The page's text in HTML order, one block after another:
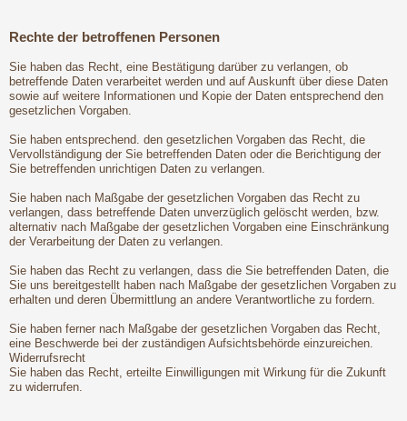
Rechte der betroffenen Personen
Sie haben das Recht, eine Bestätigung darüber zu verlangen, ob
betreffende Daten verarbeitet werden und auf Auskunft über diese Daten
sowie auf weitere Informationen und Kopie der Daten entsprechend den
gesetzlichen Vorgaben.
Sie haben entsprechend. den gesetzlichen Vorgaben das Recht, die
Vervollständigung der Sie betreffenden Daten oder die Berichtigung der
Sie betreffenden unrichtigen Daten zu verlangen.
Sie haben nach Maßgabe der gesetzlichen Vorgaben das Recht zu
verlangen, dass betreffende Daten unverzüglich gelöscht werden, bzw.
alternativ nach Maßgabe der gesetzlichen Vorgaben eine Einschränkung
der Verarbeitung der Daten zu verlangen.
Sie haben das Recht zu verlangen, dass die Sie betreffenden Daten, die
Sie uns bereitgestellt haben nach Maßgabe der gesetzlichen Vorgaben zu
erhalten und deren Übermittlung an andere Verantwortliche zu fordern.
Sie haben ferner nach Maßgabe der gesetzlichen Vorgaben das Recht,
eine Beschwerde bei der zuständigen Aufsichtsbehörde einzureichen.
Widerrufsrecht
Sie haben das Recht, erteilte Einwilligungen mit Wirkung für die Zukunft
zu widerrufen.